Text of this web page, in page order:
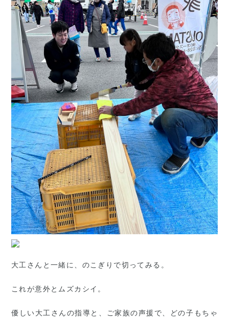
大工さんと一緒に、のこぎりで切ってみる。
これが意外とムズカシイ。
優しい大工さんの指導と、ご家族の声援で、どの子もちゃ